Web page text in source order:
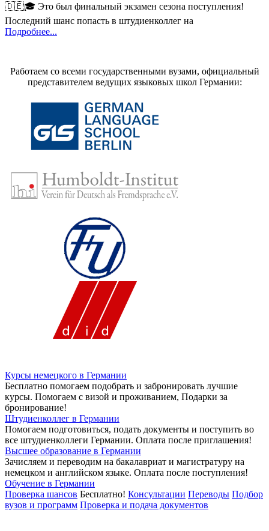
🇩🇪🎓 Это был финальный экзамен сезона поступления!
Последний шанс попасть в штудиенколлег на
Подробнее...
Работаем со всеми государственными вузами, официальный
представителем ведущих языковых школ Германии:
Курсы немецкого в Германии
Бесплатно помогаем подобрать и забронировать лучшие
курсы. Помогаем с визой и проживанием, Подарки за
бронирование!
Штудиенколлег в Германии
Помогаем подготовиться, подать документы и поступить во
все штудиенколлеги Германии. Оплата после приглашения!
Высшее образование в Германии
Зачисляем и переводим на бакалавриат и магистратуру на
немецком и английском языке. Оплата после поступления!
Обучение в Германии
Проверка шансов Бесплатно! Консультации Переводы Подбор
вузов и программ Проверка и подача документов